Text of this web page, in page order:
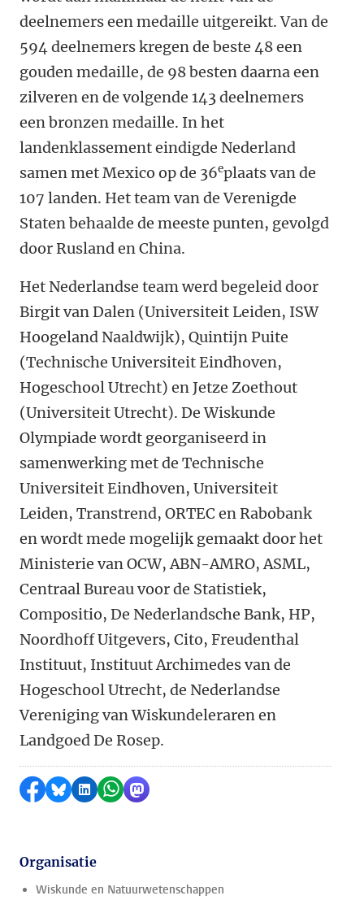
deelnemers een medaille uitgereikt. Van de
594 deelnemers kregen de beste 48 een
gouden medaille, de 98 besten daarna een
zilveren en de volgende 143 deelnemers
een bronzen medaille. In het
landenklassement eindigde Nederland
samen met Mexico op de 36eplaats van de
107 landen. Het team van de Verenigde
Staten behaalde de meeste punten, gevolgd
door Rusland en China.
Het Nederlandse team werd begeleid door
Birgit van Dalen (Universiteit Leiden, ISW
Hoogeland Naaldwijk), Quintijn Puite
(Technische Universiteit Eindhoven,
Hogeschool Utrecht) en Jetze Zoethout
(Universiteit Utrecht). De Wiskunde
Olympiade wordt georganiseerd in
samenwerking met de Technische
Universiteit Eindhoven, Universiteit
Leiden, Transtrend, ORTEC en Rabobank
en wordt mede mogelijk gemaakt door het
Ministerie van OCW, ABN-AMRO, ASML,
Centraal Bureau voor de Statistiek,
Compositio, De Nederlandsche Bank, HP,
Noordhoff Uitgevers, Cito, Freudenthal
Instituut, Instituut Archimedes van de
Hogeschool Utrecht, de Nederlandse
Vereniging van Wiskundeleraren en
Landgoed De Rosep.
Delen op Facebook
Delen via Bluesky
Delen op LinkedIn
Delen via WhatsApp
Delen via Mastodon
Organisatie
Wiskunde en Natuurwetenschappen